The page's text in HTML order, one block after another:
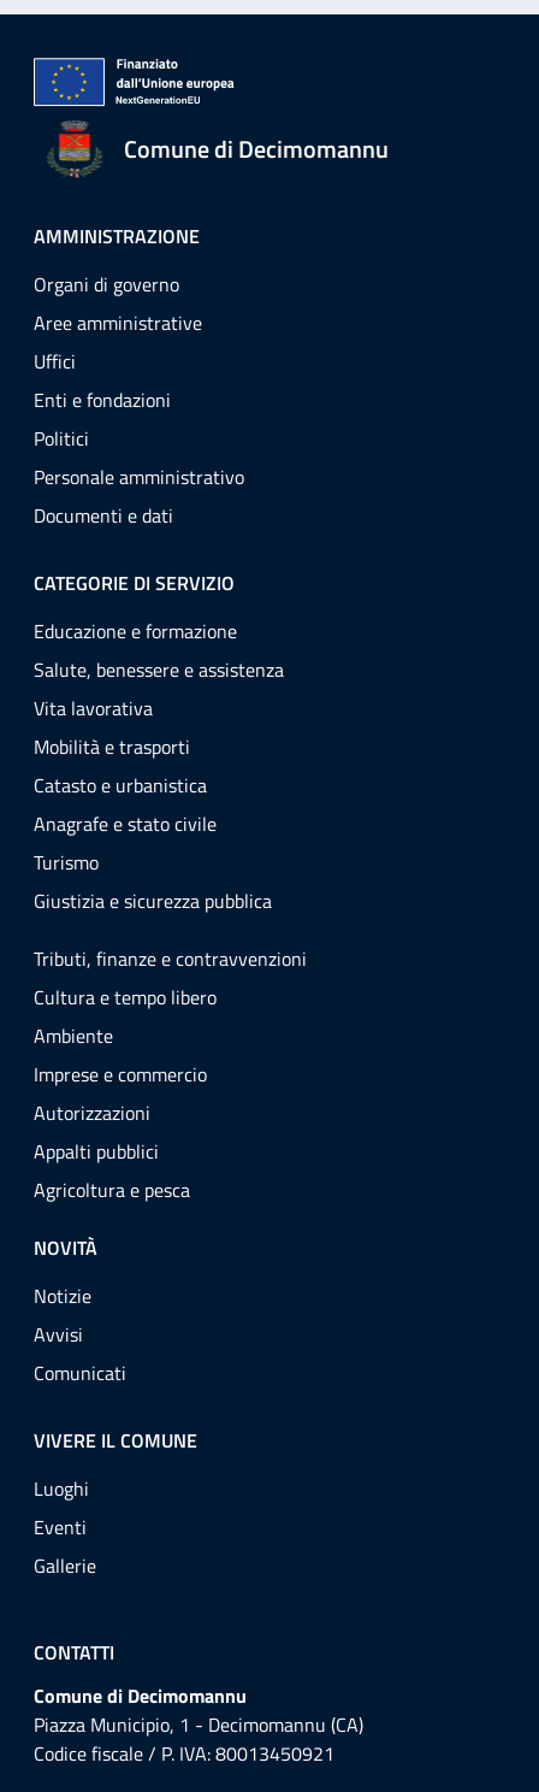
Comune di Decimomannu
AMMINISTRAZIONE
Organi di governo
Aree amministrative
Uffici
Enti e fondazioni
Politici
Personale amministrativo
Documenti e dati
CATEGORIE DI SERVIZIO
Educazione e formazione
Salute, benessere e assistenza
Vita lavorativa
Mobilità e trasporti
Catasto e urbanistica
Anagrafe e stato civile
Turismo
Giustizia e sicurezza pubblica
Tributi, finanze e contravvenzioni
Cultura e tempo libero
Ambiente
Imprese e commercio
Autorizzazioni
Appalti pubblici
Agricoltura e pesca
NOVITÀ
Notizie
Avvisi
Comunicati
VIVERE IL COMUNE
Luoghi
Eventi
Gallerie
CONTATTI
Comune di Decimomannu
Piazza Municipio, 1 - Decimomannu (CA)
Codice fiscale / P. IVA: 80013450921